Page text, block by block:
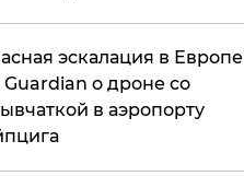
эскалация в
Guardian о дроне со
в аэропорту